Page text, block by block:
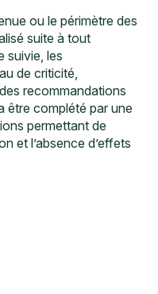
ou le périmètre des
suite à tout
suivie, les
de criticité,
recommandations
être complété par une
permettant de
et l’absence d’effets